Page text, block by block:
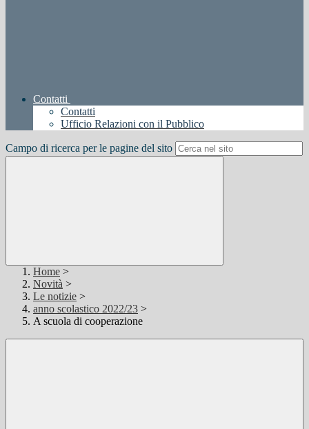
Contatti
Contatti
Ufficio Relazioni con il Pubblico
Campo di ricerca per le pagine del sito
Home >
Novità >
Le notizie >
anno scolastico 2022/23 >
A scuola di cooperazione